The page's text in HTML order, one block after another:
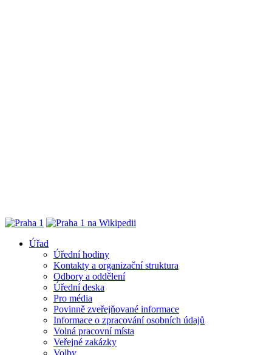
Úřad
Úřední hodiny
Kontakty a organizační struktura
Odbory a oddělení
Úřední deska
Pro média
Povinně zveřejňované informace
Informace o zpracování osobních údajů
Volná pracovní místa
Veřejné zakázky
Volby